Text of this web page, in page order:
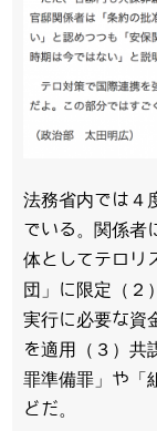
法務省内では４
でいる。関係者
体としてテロリ
団」に限定（２
実行に必要な資
を適用（３）共
罪準備罪」や「
どだ。